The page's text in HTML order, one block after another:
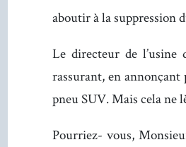
aboutir à la suppression
Le directeur de
rassurant, en annonçant
pneu SUV. Mais cela ne
Pourriez- vous,